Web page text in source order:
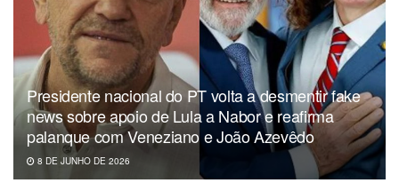
Presidente nacional do PT volta a desmentir fake
news sobre apoio de Lula a Nabor e reafirma
palanque com Veneziano e João Azevêdo
8 DE JUNHO DE 2026